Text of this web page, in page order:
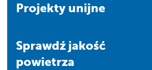
Projekty unijne
Sprawdź jakość
powietrza